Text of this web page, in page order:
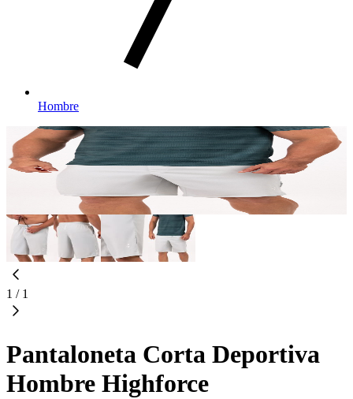
Hombre
1 / 1
Pantaloneta Corta Deportiva
Hombre Highforce